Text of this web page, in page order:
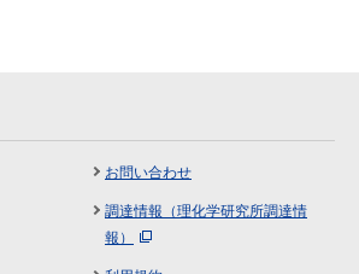
お問い合わせ
調達情報（理化学研究所調達情
報）